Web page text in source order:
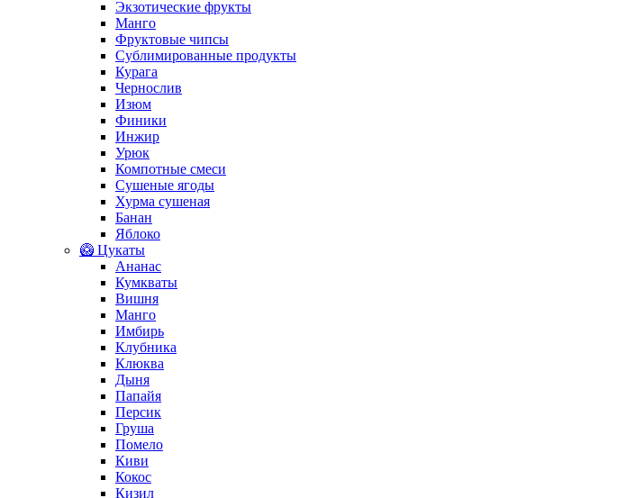
Экзотические фрукты
Манго
Фруктовые чипсы
Сублимированные продукты
Курага
Чернослив
Изюм
Финики
Инжир
Урюк
Компотные смеси
Сушеные ягоды
Хурма сушеная
Банан
Яблоко
🥝 Цукаты
Ананас
Кумкваты
Вишня
Манго
Имбирь
Клубника
Клюква
Дыня
Папайя
Персик
Груша
Помело
Киви
Кокос
Кизил